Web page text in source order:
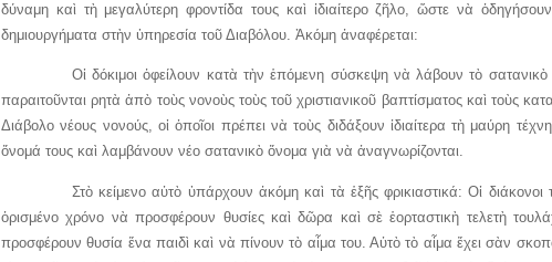
δύναμη καὶ τὴ μεγαλύτερη φροντίδα τους καὶ ἰδιαίτερο ζῆλο, ὥστε νὰ
δημιουργήματα στὴν ὑπηρεσία τοῦ Διαβόλου. Ἀκόμη ἀναφέρεται:
Οἱ δόκιμοι ὀφείλουν κατὰ τὴν ἑπόμενη σύσκεψη νὰ λάβουν τὸ σατανικὸ
παραιτοῦνται ρητὰ ἀπὸ τοὺς νονοὺς τοὺς τοῦ χριστιανικοῦ βαπτίσματος καὶ τοὺς
Διάβολο νέους νονούς, οἱ ὁποῖοι πρέπει νὰ τοὺς διδάξουν ἰδιαίτερα τὴ μαύρη
ὄνομά τους καὶ λαμβάνουν νέο σατανικὸ ὄνομα γιὰ νὰ ἀναγνωρίζονται.
Στὸ κείμενο αὐτὸ ὑπάρχουν ἀκόμη καὶ τὰ ἑξῆς φρικιαστικά: Οἱ διάκονοι
ὁρισμένο χρόνο νὰ προσφέρουν θυσίες καὶ δῶρα καὶ σὲ ἑορταστικὴ τελετὴ
προσφέρουν θυσία ἕνα παιδὶ καὶ νὰ πίνουν τὸ αἷμα του. Αὐτὸ τὸ αἷμα ἔχει σὰν